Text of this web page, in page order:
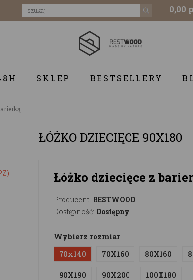
0,00
SKLEP BESTSELLERY
ŁÓŻKO DZIECIĘCE 90X180
Łóżko dziecięce z
Producent: RESTWOOD
Dostępność: Dostępny
Wybierz rozmiar
70x140
70X160 80X160
90X190 90X200 100X180